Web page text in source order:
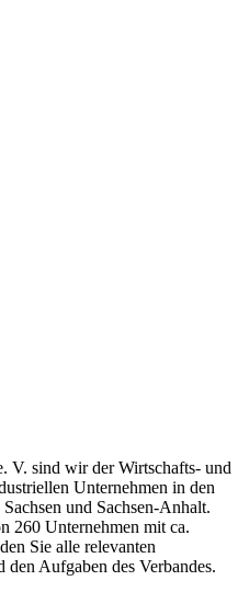
V. sind wir der Wirtschafts- und
Unternehmen in den
und Sachsen-Anhalt.
260 Unternehmen mit ca.
Sie alle relevanten
Aufgaben des Verbandes.